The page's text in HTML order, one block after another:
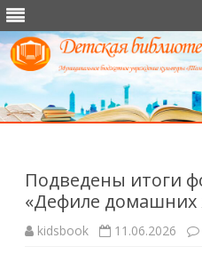
Подведены итоги
«Дефиле домашних
kidsbook 11.06.2026